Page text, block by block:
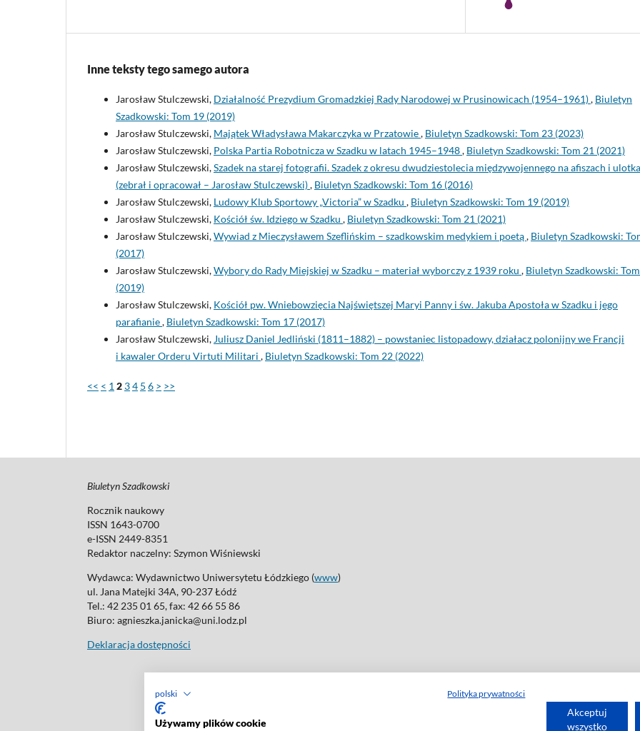
polski Polityka prywatności
Używamy plików cookie
Akceptuj
wszystko
Inne teksty tego samego autora
Jarosław Stulczewski, Działalność Prezydium Gromadzkiej Rady Narodowej w Prusinowicach (1954–1961), Biuletyn
Szadkowski: Tom 19 (2019)
Jarosław Stulczewski, Majątek Władysława Makarczyka w Przatowie, Biuletyn Szadkowski: Tom 23 (2023)
Jarosław Stulczewski, Polska Partia Robotnicza w Szadku w latach 1945–1948, Biuletyn Szadkowski: Tom 21 (2021)
Jarosław Stulczewski,Szadek na starej fotografii. Szadek z okresu dwudziestolecia międzywojennego na afiszach i
(zebrał i opracował – Jarosław Stulczewski), Biuletyn Szadkowski: Tom 16 (2016)
Jarosław Stulczewski, Ludowy Klub Sportowy „Victoria” w Szadku , Biuletyn Szadkowski: Tom 19 (2019)
Jarosław Stulczewski, Kościół św. Idziego w Szadku , Biuletyn Szadkowski: Tom 21 (2021)
Jarosław Stulczewski,Wywiad z Mieczysławem Szeflińskim – szadkowskim medykiem i poetą, Biuletyn Szadkowski:
(2017)
Jarosław Stulczewski,Wybory do Rady Miejskiej w Szadku – materiał wyborczy z 1939 roku , Biuletyn Szadkowski:
(2019)
Jarosław Stulczewski, Kościół pw. Wniebowzięcia Najświętszej Maryi Panny i św. Jakuba Apostoła w Szadku i jego
parafianie, Biuletyn Szadkowski: Tom 17 (2017)
Jarosław Stulczewski,Juliusz Daniel Jedliński (1811–1882) – powstaniec listopadowy, działacz polonijny we Francji
i kawaler Orderu Virtuti Militari , Biuletyn Szadkowski: Tom 22 (2022)
<< < 12 34 5 6 > >>
Biuletyn Szadkowski
Rocznik naukowy
ISSN 1643-0700
e-ISSN 2449-8351
Redaktor naczelny: Szymon Wiśniewski
Wydawca: Wydawnictwo Uniwersytetu Łódzkiego (www)
ul. Jana Matejki 34A, 90-237 Łódź
Tel.: 42 235 01 65, fax: 42 66 55 86
Biuro: agnieszka.janicka@uni.lodz.pl
Deklaracja dostępności